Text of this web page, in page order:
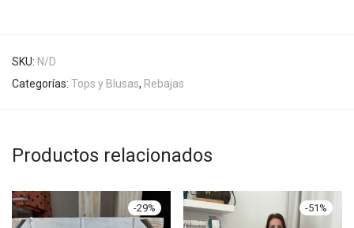
SKU: N/D
Categorías: Tops y Blusas, Rebajas
Productos relacionados
-29% -51 %